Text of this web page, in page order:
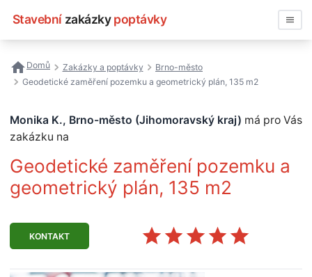
Stavební zakázky poptávky
Všechny zakázky
Nejčastější vyhledávání
Domů Zakázky a poptávky
Brno-město
Geodetické zaměření pozemku a geometrický plán, 135 m2
Monika K., Brno-město (Jihomoravský kraj) má pro Vás
zakázku na
Geodetické zaměření pozemku a
geometrický plán, 135 m2
KONTAKT